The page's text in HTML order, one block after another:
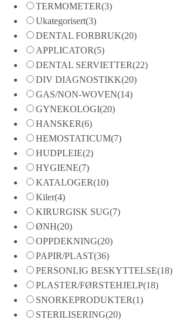
TERMOMETER(3)
Ukategorisert(3)
DENTAL FORBRUK(20)
APPLICATOR(5)
DENTAL SERVIETTER(22)
DIV DIAGNOSTIKK(20)
GAS/NON-WOVEN(14)
GYNEKOLOGI(20)
HANSKER(6)
HEMOSTATICUM(7)
HUDPLEIE(2)
HYGIENE(7)
KATALOGER(10)
Kiler(4)
KIRURGISK SUG(7)
ØNH(20)
OPPDEKNING(20)
PAPIR/PLAST(36)
PERSONLIG BESKYTTELSE(18)
PLASTER/FØRSTEHJELP(18)
SNORKEPRODUKTER(1)
STERILISERING(20)